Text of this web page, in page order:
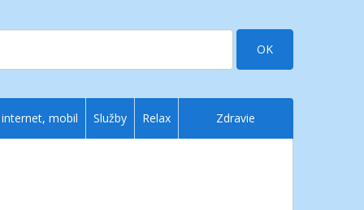
OK
internet, mobil Služby Relax Zdravie